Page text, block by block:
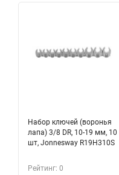
Набор ключей (воронья
лапа) 3/8 DR, 10-19 мм, 10
шт, Jonnesway R19H310S
Рейтинг: 0